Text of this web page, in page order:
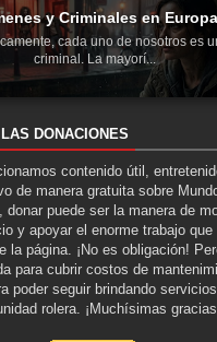
y Criminales en Europa
cada uno de nosotros es
criminal. La mayorí...
DONACIONES
contenido útil,
de manera gratuita sobre
donar puede ser la manera de
y apoyar el enorme trabajo que
la página. ¡No es obligación!
para cubrir costos de
poder seguir brindando
rolera. ¡Muchísimas